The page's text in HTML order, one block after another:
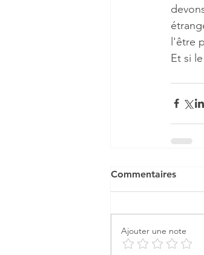
l'être
Et si
Commentaires
Ajouter une note